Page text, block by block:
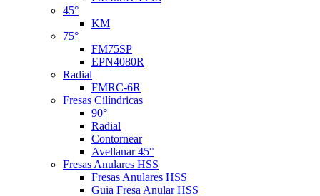
45°
KM
75°
FM75SP
EPN4080R
Radial
FMRC-6R
Fresas Cilíndricas
90°
Radial
Contornear
Avellanar 45°
Fresas Anulares HSS
Fresas Anulares HSS
Guia Fresa Anular HSS